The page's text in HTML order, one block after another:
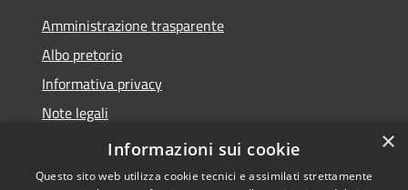
Amministrazione trasparente
Albo pretorio
Informativa privacy
Note legali
Dichiarazione di accessibilità
×
Informazioni sui cookie
Questo sito web utilizza cookie tecnici e assimilati strettamente